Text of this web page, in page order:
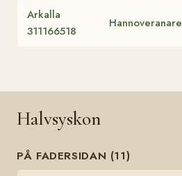
Arkalla
311166518
Hannoveranare
Halvsyskon
PÅ FADERSIDAN (11)